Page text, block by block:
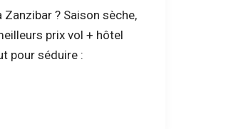
Zanzibar ? Saison sèche,
prix vol + hôtel
pour séduire :